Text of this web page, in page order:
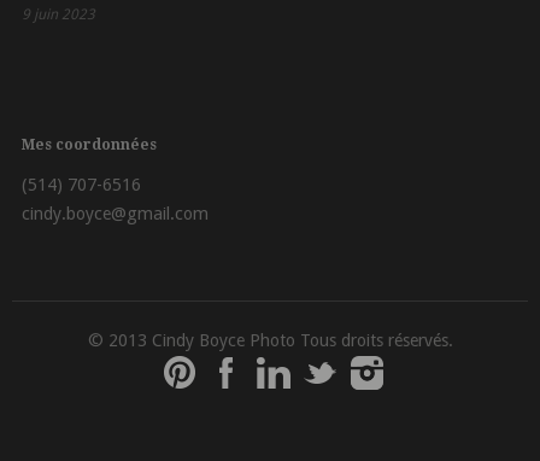
9 juin 2023
Mes coordonnées
(514) 707-6516
cindy.boyce@gmail.com
© 2013 Cindy Boyce Photo Tous droits réservés.